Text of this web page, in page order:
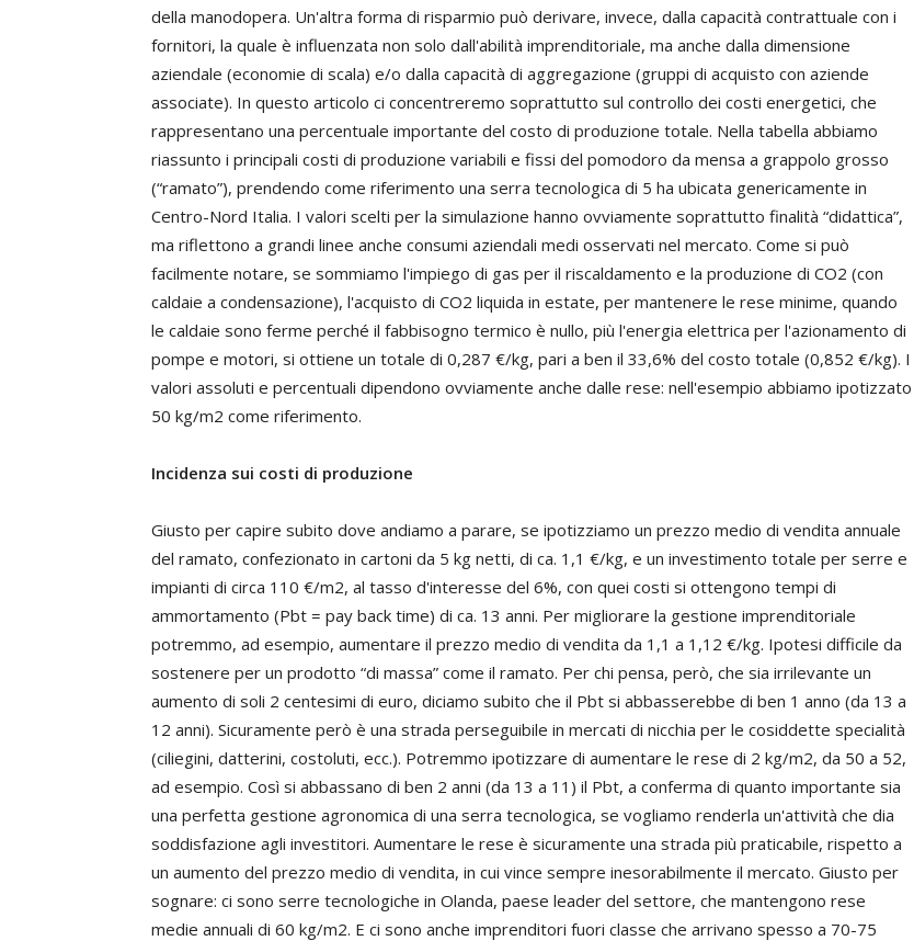
della manodopera. Un'altra forma di risparmio può derivare, invece, dalla capacità contrattuale con i
fornitori, la quale è influenzata non solo dall'abilità imprenditoriale, ma anche dalla dimensione
aziendale (economie di scala) e/o dalla capacità di aggregazione (gruppi di acquisto con aziende
associate). In questo articolo ci concentreremo soprattutto sul controllo dei costi energetici, che
rappresentano una percentuale importante del costo di produzione totale. Nella tabella abbiamo
riassunto i principali costi di produzione variabili e fissi del pomodoro da mensa a grappolo grosso
(“ramato”), prendendo come riferimento una serra tecnologica di 5 ha ubicata genericamente in
Centro-Nord Italia. I valori scelti per la simulazione hanno ovviamente soprattutto finalità “didattica”,
ma riflettono a grandi linee anche consumi aziendali medi osservati nel mercato. Come si può
facilmente notare, se sommiamo l'impiego di gas per il riscaldamento e la produzione di CO2 (con
caldaie a condensazione), l'acquisto di CO2 liquida in estate, per mantenere le rese minime, quando
le caldaie sono ferme perché il fabbisogno termico è nullo, più l'energia elettrica per l'azionamento di
pompe e motori, si ottiene un totale di 0,287 €/kg, pari a ben il 33,6% del costo totale (0,852 €/kg). I
valori assoluti e percentuali dipendono ovviamente anche dalle rese: nell'esempio abbiamo ipotizzato
50 kg/m2 come riferimento.
Incidenza sui costi di produzione
Giusto per capire subito dove andiamo a parare, se ipotizziamo un prezzo medio di vendita annuale
del ramato, confezionato in cartoni da 5 kg netti, di ca. 1,1 €/kg, e un investimento totale per serre e
impianti di circa 110 €/m2, al tasso d'interesse del 6%, con quei costi si ottengono tempi di
ammortamento (Pbt = pay back time) di ca. 13 anni. Per migliorare la gestione imprenditoriale
potremmo, ad esempio, aumentare il prezzo medio di vendita da 1,1 a 1,12 €/kg. Ipotesi difficile da
sostenere per un prodotto “di massa” come il ramato. Per chi pensa, però, che sia irrilevante un
aumento di soli 2 centesimi di euro, diciamo subito che il Pbt si abbasserebbe di ben 1 anno (da 13 a
12 anni). Sicuramente però è una strada perseguibile in mercati di nicchia per le cosiddette specialità
(ciliegini, datterini, costoluti, ecc.). Potremmo ipotizzare di aumentare le rese di 2 kg/m2, da 50 a 52,
ad esempio. Così si abbassano di ben 2 anni (da 13 a 11) il Pbt, a conferma di quanto importante sia
una perfetta gestione agronomica di una serra tecnologica, se vogliamo renderla un'attività che dia
soddisfazione agli investitori. Aumentare le rese è sicuramente una strada più praticabile, rispetto a
un aumento del prezzo medio di vendita, in cui vince sempre inesorabilmente il mercato. Giusto per
sognare: ci sono serre tecnologiche in Olanda, paese leader del settore, che mantengono rese
medie annuali di 60 kg/m2. E ci sono anche imprenditori fuori classe che arrivano spesso a 70-75